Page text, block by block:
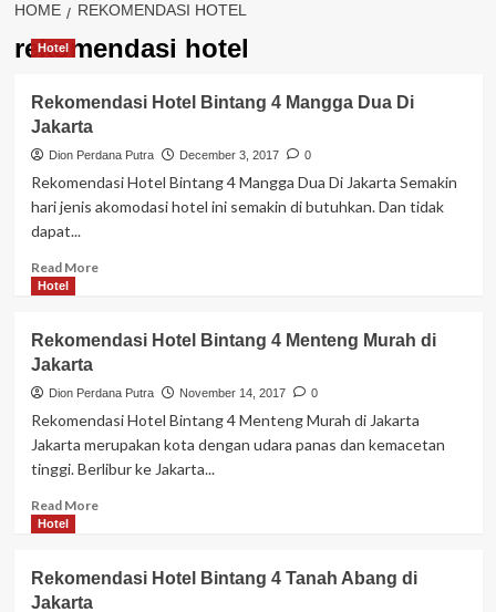
HOME REKOMENDASI HOTEL
rekomendasi hotel
Hotel
Rekomendasi Hotel Bintang 4 Mangga Dua Di
Jakarta
Dion Perdana Putra December 3, 2017 0
Rekomendasi Hotel Bintang 4 Mangga Dua Di Jakarta Semakin
hari jenis akomodasi hotel ini semakin di butuhkan. Dan tidak
dapat...
Read MoreRead
Hotel
4
Mangga
Di
Jakarta
Hotel
Rekomendasi Hotel Bintang 4 Menteng Murah di
Jakarta
Dion Perdana Putra November 14, 2017 0
Rekomendasi Hotel Bintang 4 Menteng Murah di Jakarta
Jakarta merupakan kota dengan udara panas dan kemacetan
tinggi. Berlibur ke Jakarta...
Read MoreRead
Hotel
Hotel
Rekomendasi Hotel Bintang 4 Tanah Abang di
Jakarta